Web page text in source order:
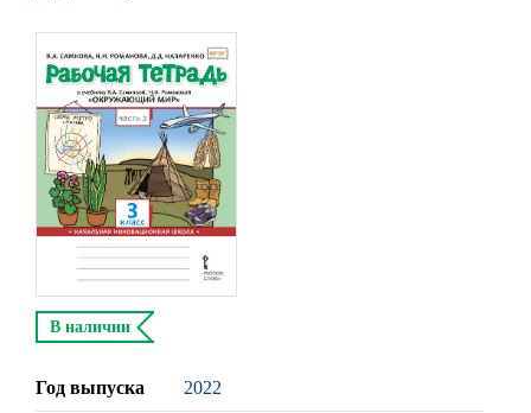
В наличии
Год выпуска 2022